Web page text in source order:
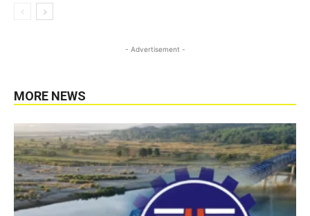
- Advertisement -
MORE NEWS